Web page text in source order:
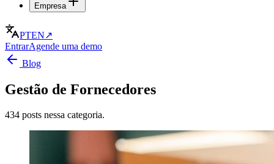
Empresa
PTEN↗
EntrarAgende uma demo
Blog
Gestão de Fornecedores
434 posts nessa categoria.